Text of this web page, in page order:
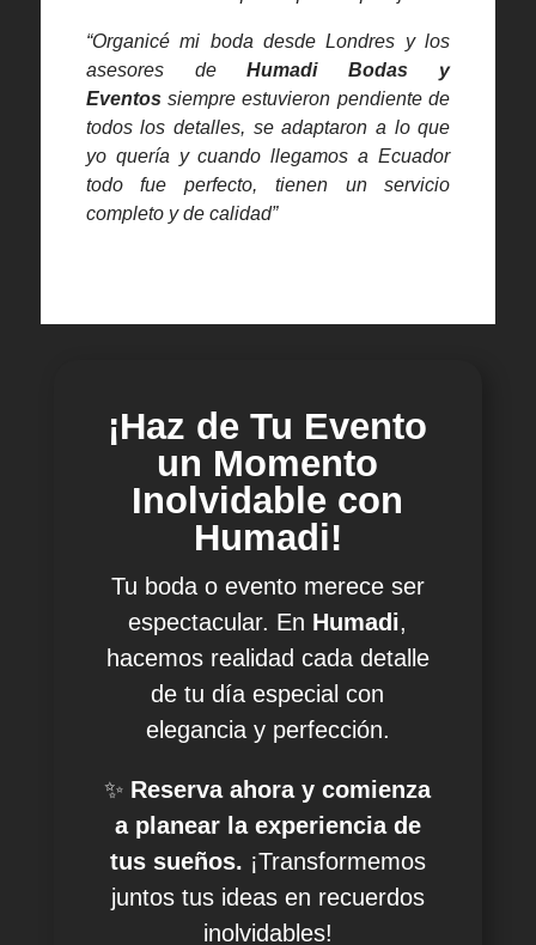
“Organicé mi boda desde Londres y los
asesores deHumadi Bodas y
Eventos siempre estuvieron pendiente de
todos los detalles, se adaptaron a lo que
yo quería y cuando llegamos a Ecuador
todo fue perfecto, tienen un servicio
completo y de calidad”
¡Haz de Tu Evento
un Momento
Inolvidable con
Humadi!
Tu boda o evento merece ser
espectacular. En Humadi,
hacemos realidad cada detalle
de tu día especial con
elegancia y perfección.
✨ Reserva ahora y comienza
a planear la experiencia de
tus sueños. ¡Transformemos
juntos tus ideas en recuerdos
inolvidables!